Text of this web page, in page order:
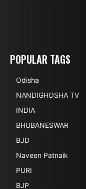
POPULAR TAGS
Odisha
NANDIGHOSHA TV
INDIA
BHUBANESWAR
BJD
Naveen Patnaik
PURI
BJP